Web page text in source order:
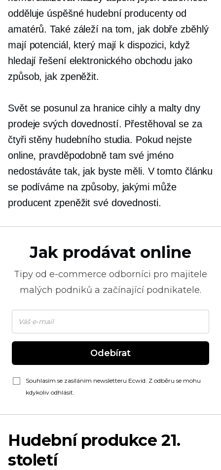
odděluje úspěšné hudební producenty od
amatérů. Také záleží na tom, jak dobře zběhlý
mají potenciál, který mají k dispozici, když
hledají řešení elektronického obchodu jako
způsob, jak zpeněžit.
Svět se posunul za hranicecihly a malty dny
prodeje svých dovedností. Přestěhoval se za
čtyři stěny hudebního studia. Pokud nejste
online, pravděpodobně tam své jméno
nedostáváte tak, jak byste měli. V tomto článku
se podíváme na způsoby, jakými může
producent zpeněžit své dovednosti.
Jak prodávat online
Tipy od e-commerce odborníci pro majitele
malých podniků a začínající podnikatele.
Odebírat
Souhlasím se zasíláním newsletteru Ecwid. Z odběru se mohu
kdykoliv odhlásit.
Hudební produkce 21.
století